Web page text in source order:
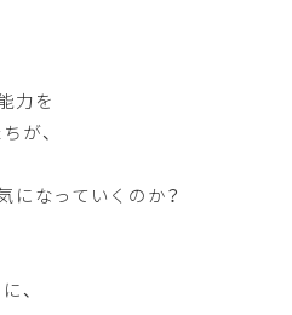
力を
が、
になっていくのか？
、